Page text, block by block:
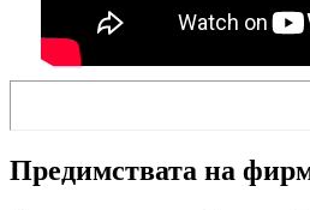
Предимствата на